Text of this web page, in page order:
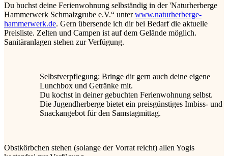
Du buchst deine Ferienwohnung selbständig in der 'Naturherberge
Hammerwerk Schmalzgrube e.V.“ unterwww.naturherberge-
hammerwerk.de. Gern übersende ich dir bei Bedarf die aktuelle
Preisliste. Zelten und Campen ist auf dem Gelände möglich.
Sanitäranlagen stehen zur Verfügung.
Selbstverpflegung: Bringe dir gern auch deine eigene
Lunchbox und Getränke mit.
Du kochst in deiner gebuchten Ferienwohnung selbst.
Die Jugendherberge bietet ein preisgünstiges Imbiss- und
Snackangebot für den Samstagmittag.
Obstkörbchen stehen (solange der Vorrat reicht) allen Yogis